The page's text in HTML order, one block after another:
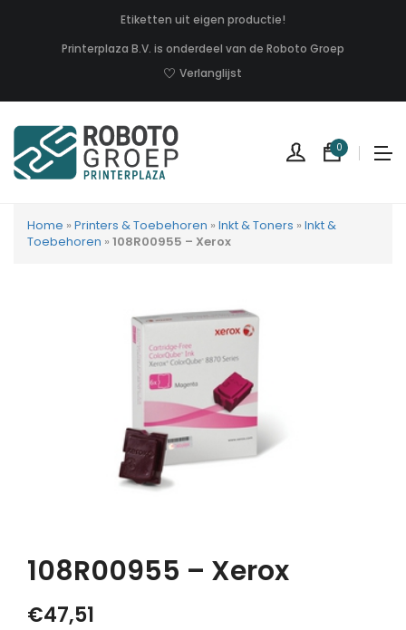
Etiketten uit eigen productie!
Printerplaza B.V. is onderdeel van de Roboto Groep
Verlanglijst
0
Home » Printers & Toebehoren » Inkt & Toners » Inkt &
Toebehoren » 108R00955 – Xerox
108R00955 – Xerox
€47,51